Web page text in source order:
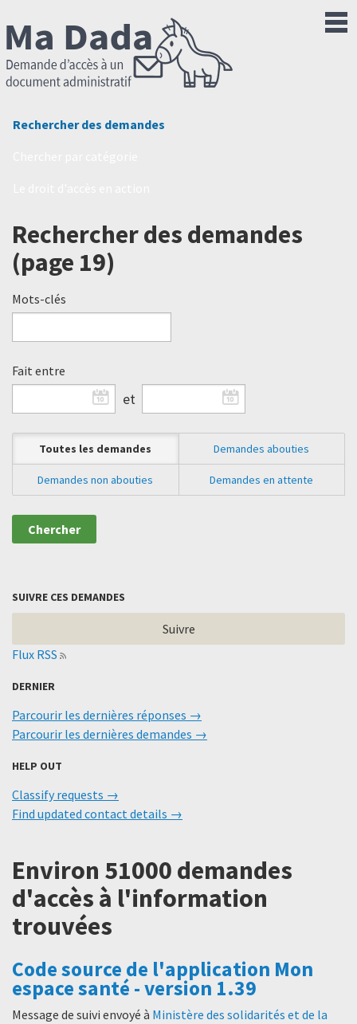
Rechercher des demandes
Rechercher des demandes
(page 19)
Mots-clés
Fait entre
et
Toutes les demandes Demandes abouties
Demandes non abouties Demandes en attente
SUIVRE CES DEMANDES
Suivre
Flux RSS
DERNIER
Parcourir les dernières réponses
Parcourir les dernières demandes
HELP OUT
Classify requests
Find updated contact details
Environ 51000 demandes
d'accès à l'information
trouvées
Code source de l'application Mon
espace santé - version 1.39
Message de suivi envoyé à Ministère des solidarités et de la